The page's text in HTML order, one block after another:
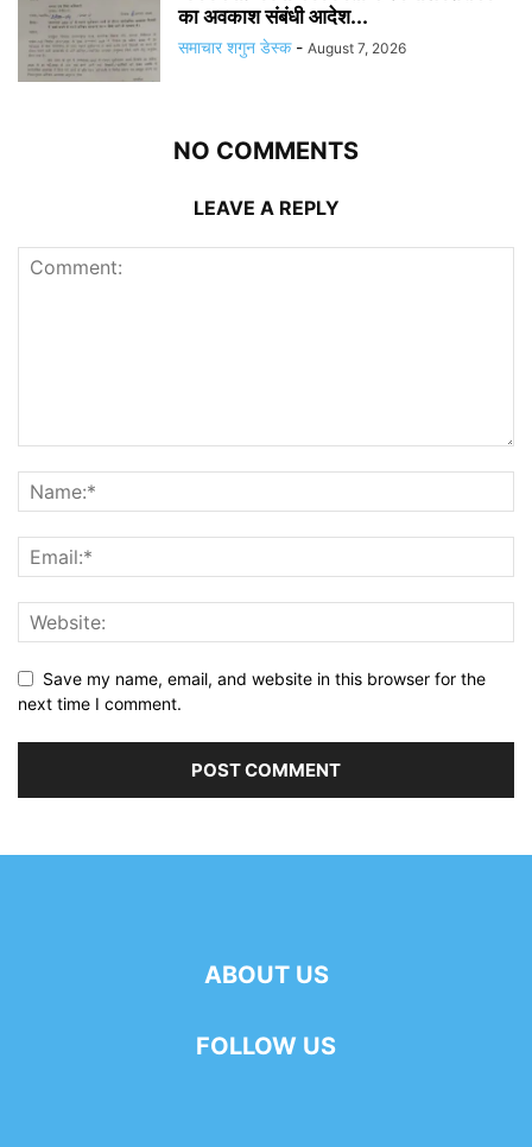
का अवकाश संबंधी आदेश...
समाचार शगुन डेस्क - August 7, 2026
NO COMMENTS
LEAVE A REPLY
Save my name, email, and website in this browser for the
next time I comment.
ABOUT US
FOLLOW US